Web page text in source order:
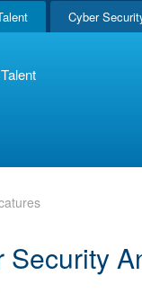
Cyber
Security